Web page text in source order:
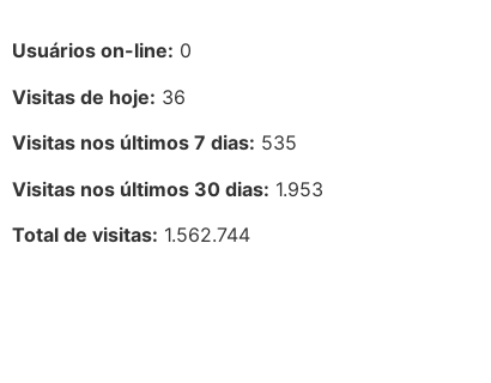
Usuários on-line: 0
Visitas de hoje: 36
Visitas nos últimos 7 dias: 535
Visitas nos últimos 30 dias: 1.953
Total de visitas: 1.562.744